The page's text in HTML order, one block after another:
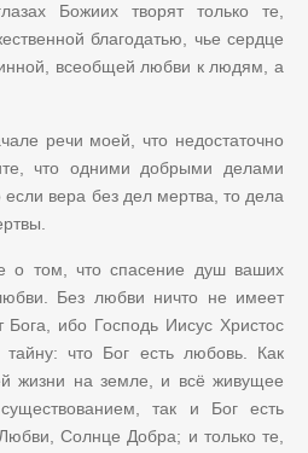
Божиих творят только те,
благодатью, чье сердце
всеобщей любви к людям, а
речи моей, что недостаточно
что одними добрыми делами
вера без дел мертва, то дела
о том, что спасение душ ваших
Без любви ничто не имеет
ибо Господь Иисус Христос
что Бог есть любовь. Как
жизни на земле, и всё живущее
так и Бог есть
Солнце Добра; и только те,